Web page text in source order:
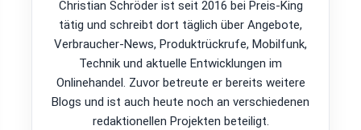
Christian Schröder ist seit 2016 bei Preis-King
tätig und schreibt dort täglich über Angebote,
Verbraucher-News, Produktrückrufe, Mobilfunk,
Technik und aktuelle Entwicklungen im
Onlinehandel. Zuvor betreute er bereits weitere
Blogs und ist auch heute noch an verschiedenen
redaktionellen Projekten beteiligt.